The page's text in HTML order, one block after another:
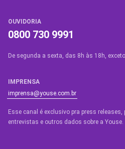
OUVIDORIA
0800 730 9991
De segunda a sexta, das 8h às 18h,
IMPRENSA
imprensa@youse.com.br
Esse canal é exclusivo pra press
entrevistas e outros dados sobre a Youse.​